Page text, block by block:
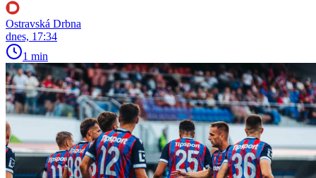
Ostravská Drbna
dnes, 17:34
1 min